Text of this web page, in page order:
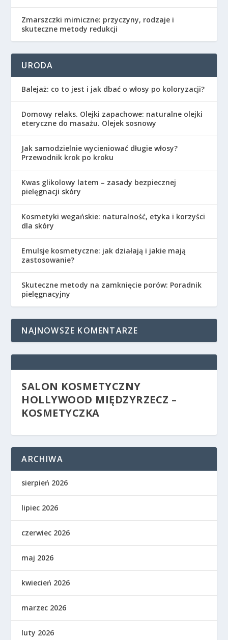
Zmarszczki mimiczne: przyczyny, rodzaje i
skuteczne metody redukcji
URODA
Balejaż: co to jest i jak dbać o włosy po koloryzacji?
Domowy relaks. Olejki zapachowe: naturalne olejki
eteryczne do masażu. Olejek sosnowy
Jak samodzielnie wycieniować długie włosy?
Przewodnik krok po kroku
Kwas glikolowy latem – zasady bezpiecznej
pielęgnacji skóry
Kosmetyki wegańskie: naturalność, etyka i korzyści
dla skóry
Emulsje kosmetyczne: jak działają i jakie mają
zastosowanie?
Skuteczne metody na zamknięcie porów: Poradnik
pielęgnacyjny
NAJNOWSZE KOMENTARZE
SALON KOSMETYCZNY
HOLLYWOOD MIĘDZYRZECZ –
KOSMETYCZKA
ARCHIWA
sierpień 2026
lipiec 2026
czerwiec 2026
maj 2026
kwiecień 2026
marzec 2026
luty 2026